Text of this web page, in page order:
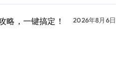
略，一键搞定！ 2026年8月6日